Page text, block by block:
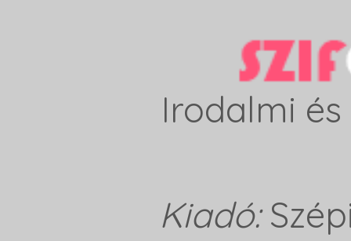
Irodalmi
Kiadó: